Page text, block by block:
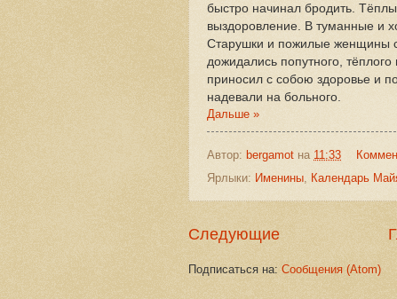
быстро начинал бродить.
выздоровление. В туманные и
Старушки и пожилые женщины
дожидались попутного,
приносил с собою здоровье и
надевали на больного.
Дальше »
Автор: bergamot на 11:33
Ярлыки: Именины, Календарь
Следующие
Подписаться на: Сообщения (Atom)